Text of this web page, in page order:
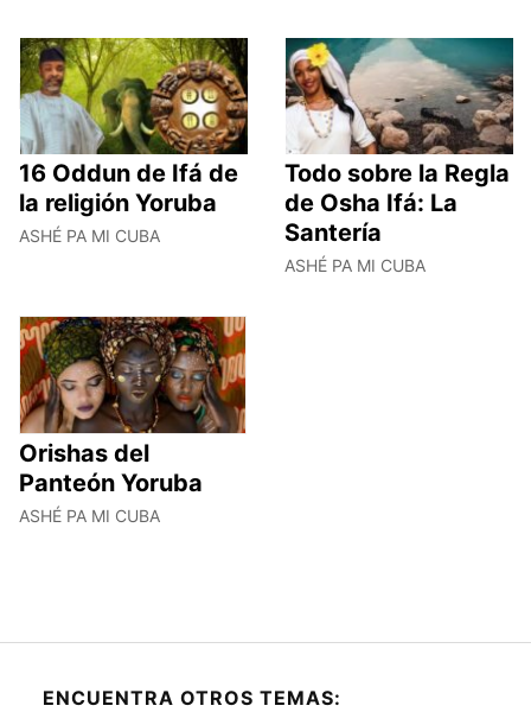
16 Oddun de Ifá de
la religión Yoruba
ASHÉ PA MI CUBA
Todo sobre la Regla
de Osha Ifá: La
Santería
ASHÉ PA MI CUBA
Orishas del
Panteón Yoruba
ASHÉ PA MI CUBA
ENCUENTRA OTROS TEMAS: